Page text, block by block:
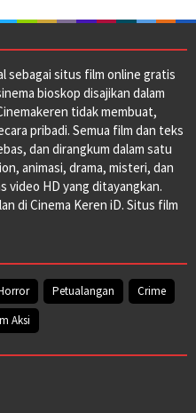
sebagai situs film online gratis
bioskop disajikan dalam
tidak membuat,
pribadi. Semua film dan teks
dan dirangkum dalam satu
animasi, drama, misteri, dan
video HD yang ditayangkan.
di Cinema Keren iD. Situs film
Petualangan
Crime
Aksi